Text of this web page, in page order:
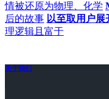
情被还原为物理、化学
后的故事 以至取用户展
理逻辑且富于
关于我们